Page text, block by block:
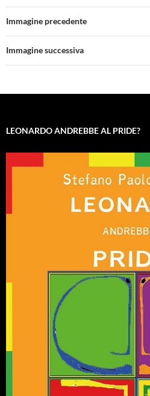
Immagine precedente
Immagine successiva
LEONARDO ANDREBBE AL PRIDE?